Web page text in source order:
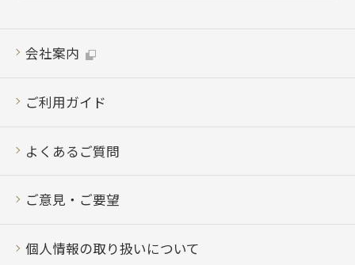
会社案内
ご利用ガイド
よくあるご質問
ご意見・ご要望
個人情報の取り扱いについて